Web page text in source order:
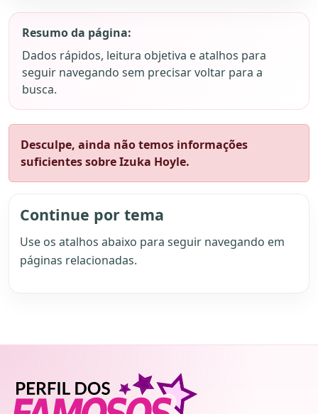
Resumo da página:
Dados rápidos, leitura objetiva e atalhos para
seguir navegando sem precisar voltar para a
busca.
Desculpe, ainda não temos informações
suficientes sobre Izuka Hoyle.
Continue por tema
Use os atalhos abaixo para seguir navegando em
páginas relacionadas.